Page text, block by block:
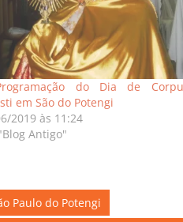
do Dia de Corpus
em São do Potengi
2019 às 11:24
"Blog Antigo"
Paulo do Potengi